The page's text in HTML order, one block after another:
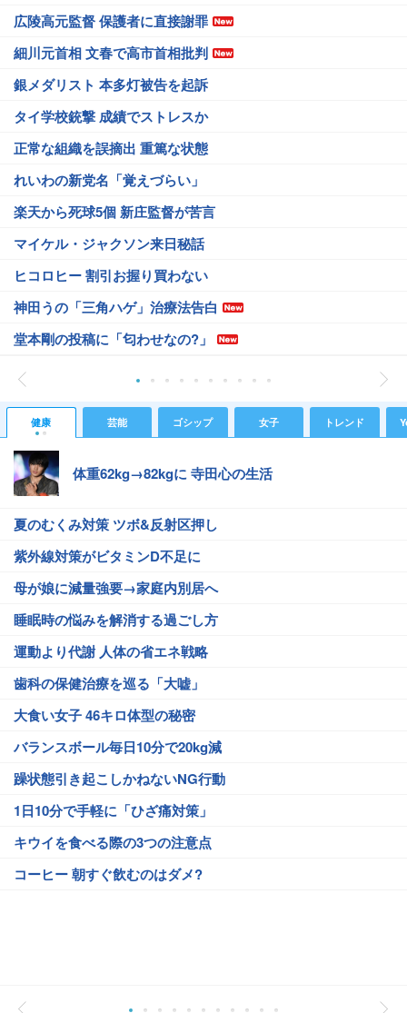
広陵高元監督 保護者に直接謝罪
細川元首相 文春で高市首相批判
銀メダリスト 本多灯被告を起訴
タイ学校銃撃 成績でストレスか
正常な組織を誤摘出 重篤な状態
れいわの新党名「覚えづらい」
楽天から死球5個 新庄監督が苦言
マイケル・ジャクソン来日秘話
ヒコロヒー 割引お握り買わない
神田うの「三角ハゲ」治療法告白
堂本剛の投稿に「匂わせなの?」
健康 芸能 ゴシップ 女子 トレンド
体重62kg→82kgに 寺田心の生活
夏のむくみ対策 ツボ&反射区押し
紫外線対策がビタミンD不足に
母が娘に減量強要→家庭内別居へ
睡眠時の悩みを解消する過ごし方
運動より代謝 人体の省エネ戦略
歯科の保健治療を巡る「大嘘」
大食い女子 46キロ体型の秘密
バランスボール毎日10分で20kg減
躁状態引き起こしかねないNG行動
1日10分で手軽に「ひざ痛対策」
キウイを食べる際の3つの注意点
コーヒー 朝すぐ飲むのはダメ?